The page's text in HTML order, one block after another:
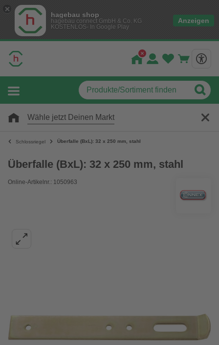
hagebau shop
hagebau connect GmbH & Co. KG
KOSTENLOS- In Google Play
Anzeigen
Wähle jetzt Deinen Markt
Schlossriegel Überfalle (BxL): 32 x 250 mm, stahl
Überfalle (BxL): 32 x 250 mm, stahl
Online-Artikelnr.: 1050963